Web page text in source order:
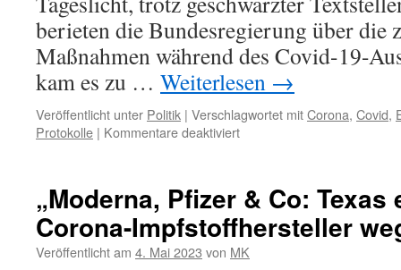
berieten die Bundesregierung über die
Maßnahmen während des Covid-19-
kam es zu … Weiterlesen →
Veröffentlicht unter Politik | Verschlagwortet mitCorona, Covid,
Protokolle | Kommentare deaktiviertfür
Pieks
–
oder
ein
„Moderna, Pfizer & Co:
Corona-Impfstoffhersteller
Veröffentlicht am 4. Mai 2023 von MK